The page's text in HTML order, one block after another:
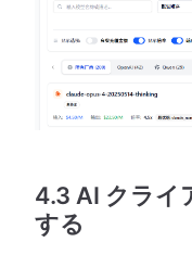
4.3 AI クライ
する